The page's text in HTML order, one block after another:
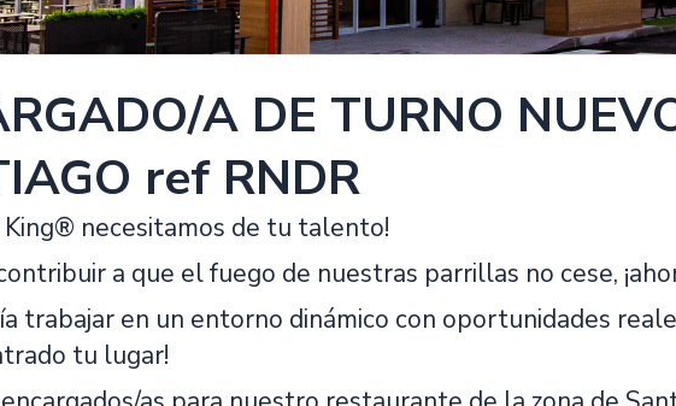
A DE TURNO
ref RNDR
King® necesitamos de tu talento!
a que el fuego de nuestras parrillas no cese,
trabajar en un entorno dinámico con oportunidades
tu lugar!